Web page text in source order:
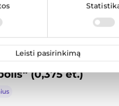
Leisti pasirinkimą
komanda ieško
(0,375 et.)